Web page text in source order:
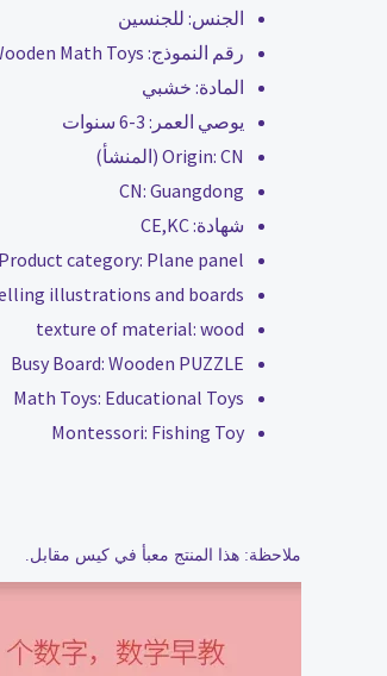
الجنس: للجنسين
رقم النموذج:Math Toys
المادة: خشبي
يوصي العمر: 3-6 سنوات
Origin: CN (المنشأ)
CN: Guangdong
شهادة:CE,KC
Product category: Plane panel
illustrations and boards
texture of material: wood
Busy Board: Wooden PUZZLE
Math Toys: Educational Toys
Montessori: Fishing Toy
ملاحظة: هذا المنتج معبأ في كيس مقابل.